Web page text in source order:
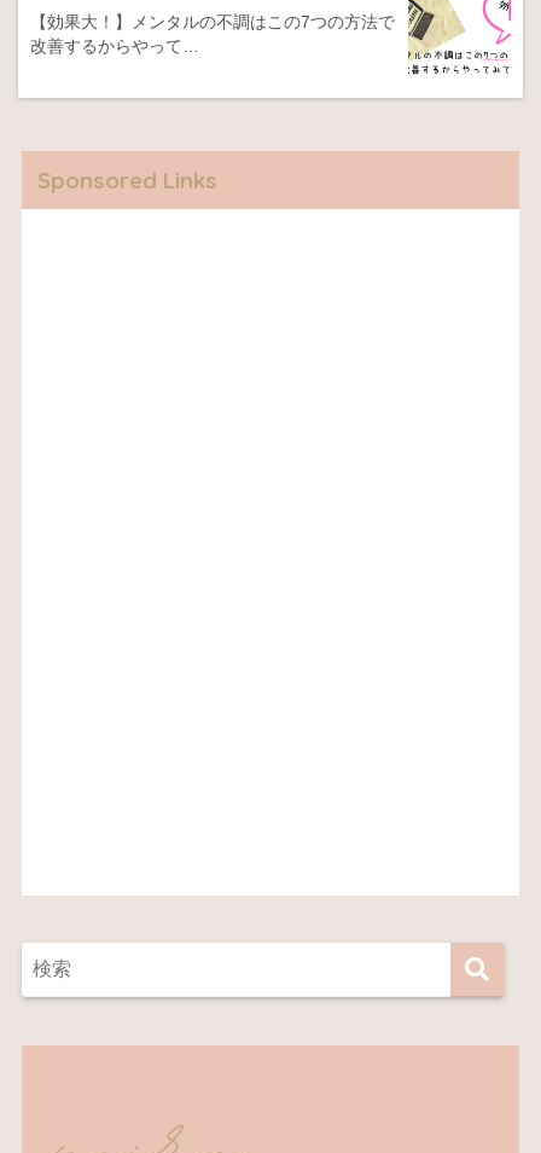
【効果大！】メンタルの不調はこの7つの方法で
改善するからやって…
Sponsored Links